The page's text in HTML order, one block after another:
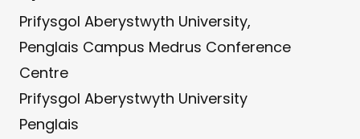
Prifysgol Aberystwyth University,
Penglais Campus Medrus Conference
Centre
Prifysgol Aberystwyth University
Penglais